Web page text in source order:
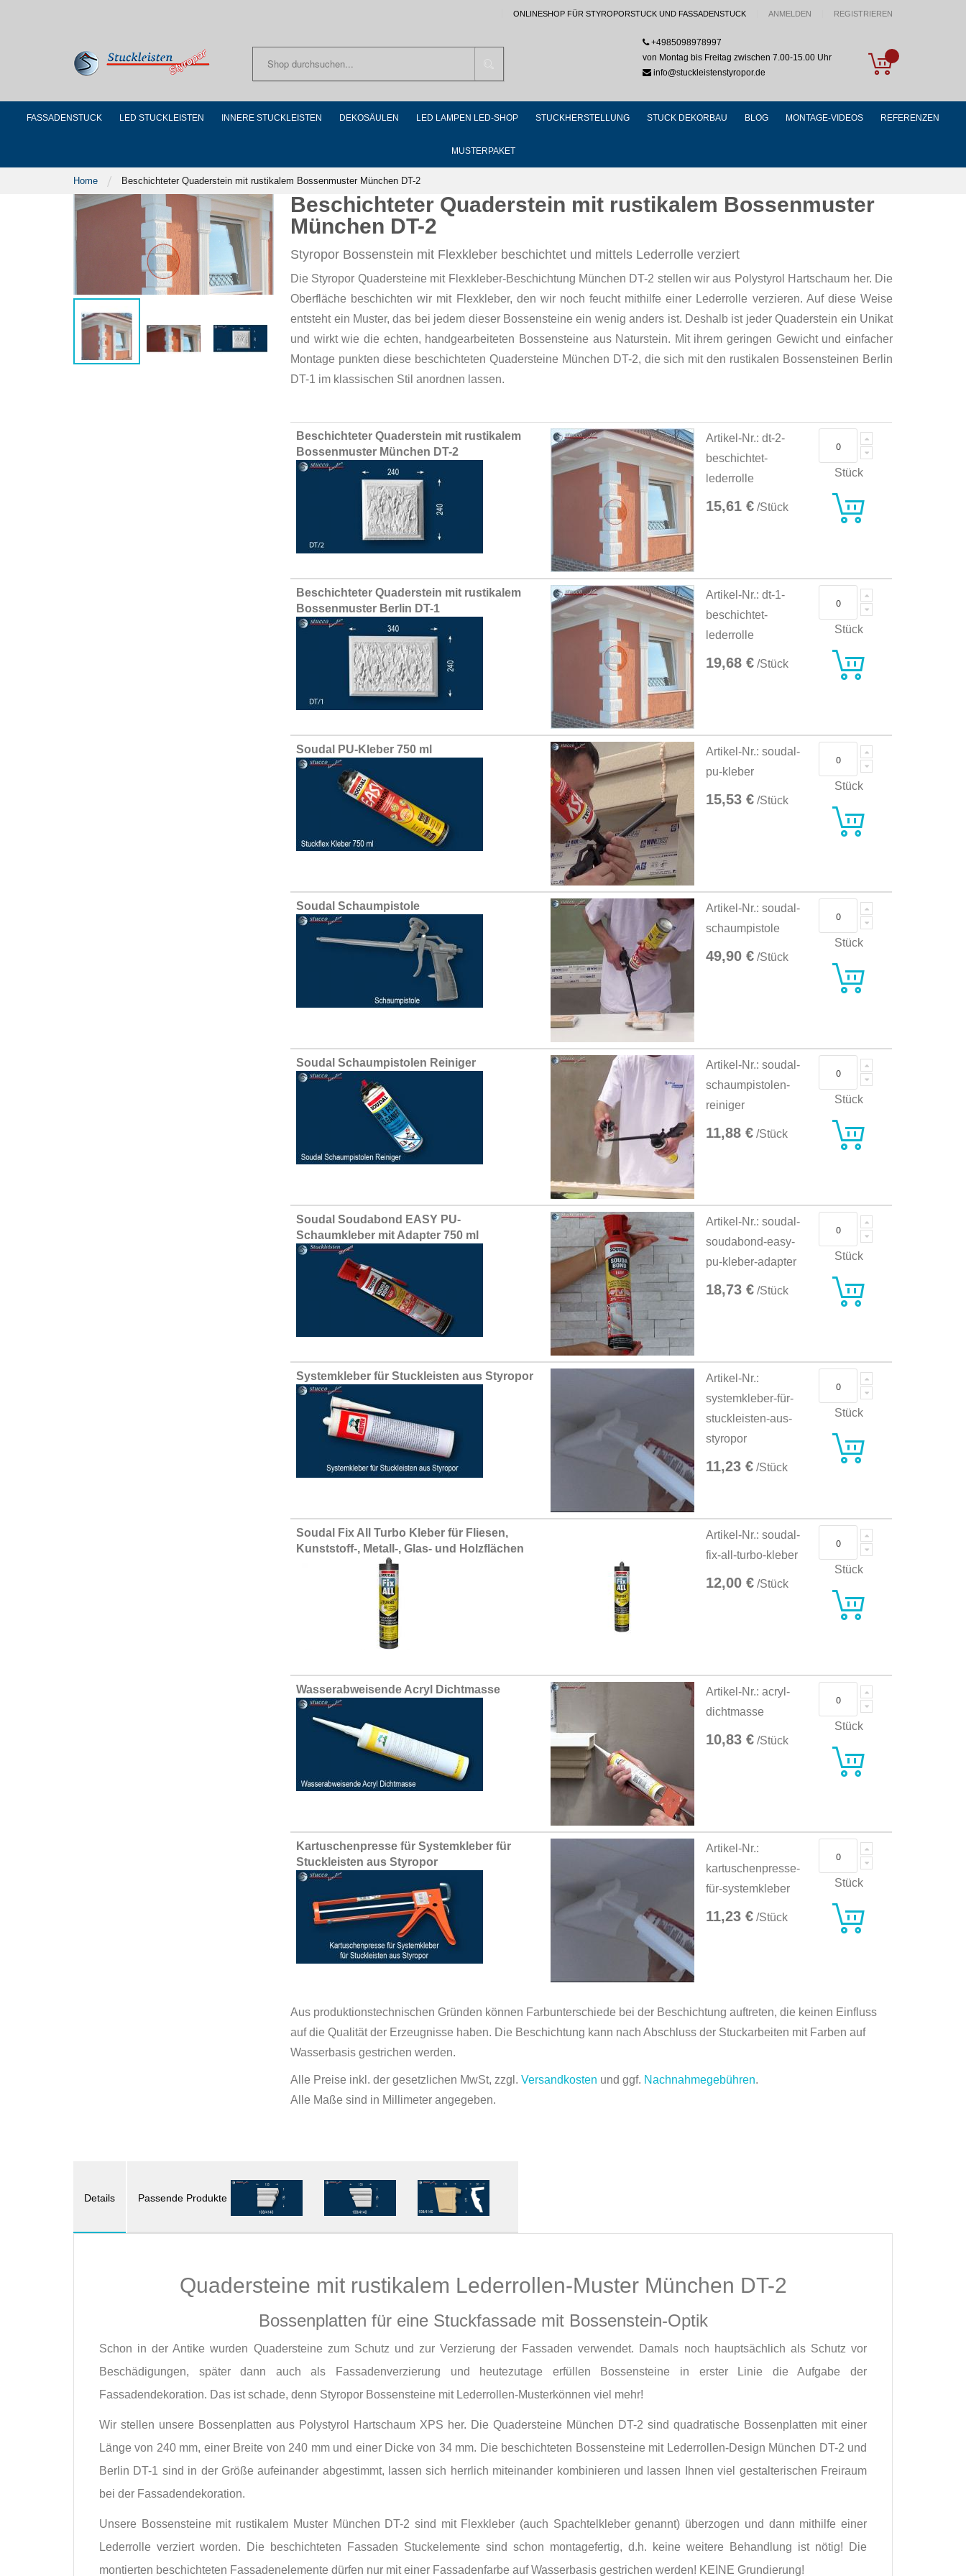
ONLINESHOP FÜR STYROPORSTUCK UND FASSADENSTUCK ANMELDEN REGISTRIEREN
My Cart
+4985098978997
von Montag bis Freitag zwischen 7.00-15.00 Uhr
info@stuckleistenstyropor.de
FASSADENSTUCK LED STUCKLEISTEN INNERE STUCKLEISTEN DEKOSÄULEN LED LAMPEN LED-SHOP STUCKHERSTELLUNG STUCK DEKORBAU BLOG MONTAGE-VIDEOS REFERENZEN
MUSTERPAKET
Home Beschichteter Quaderstein mit rustikalem Bossenmuster München DT-2
Beschichteter Quaderstein mit rustikalem Bossenmuster
München DT-2
Styropor Bossenstein mit Flexkleber beschichtet und mittels Lederrolle verziert
Die Styropor Quadersteine mit Flexkleber-Beschichtung München DT-2 stellen wir aus Polystyrol Hartschaum her. Die
Oberfläche beschichten wir mit Flexkleber, den wir noch feucht mithilfe einer Lederrolle verzieren. Auf diese Weise
entsteht ein Muster, das bei jedem dieser Bossensteine ein wenig anders ist. Deshalb ist jeder Quaderstein ein Unikat
und wirkt wie die echten, handgearbeiteten Bossensteine aus Naturstein. Mit ihrem geringen Gewicht und einfacher
Montage punkten diese beschichteten Quadersteine München DT-2, die sich mit den rustikalen Bossensteinen Berlin
DT-1 im klassischen Stil anordnen lassen.
Grouped
product
items
Beschichteter Quaderstein mit rustikalem
Bossenmuster München DT-2
Artikel-Nr.: dt-2-
beschichtet-
lederrolle
15,61 € /Stück
Stück
Beschichteter Quaderstein mit rustikalem
Bossenmuster Berlin DT-1
Artikel-Nr.: dt-1-
beschichtet-
lederrolle
19,68 € /Stück
Stück
Soudal PU-Kleber 750 ml
Artikel-Nr.: soudal-
pu-kleber
15,53 € /Stück
Stück
Soudal Schaumpistole
Artikel-Nr.: soudal-
schaumpistole
49,90 € /Stück
Stück
Soudal Schaumpistolen Reiniger
Artikel-Nr.: soudal-
schaumpistolen-
reiniger
11,88 € /Stück
Stück
Soudal Soudabond EASY PU-
Schaumkleber mit Adapter 750 ml
Artikel-Nr.: soudal-
soudabond-easy-
pu-kleber-adapter
18,73 € /Stück
Stück
Systemkleber für Stuckleisten aus Styropor
Artikel-Nr.:
systemkleber-für-
stuckleisten-aus-
styropor
11,23 € /Stück
Stück
Soudal Fix All Turbo Kleber für Fliesen,
Kunststoff-, Metall-, Glas- und Holzflächen
Artikel-Nr.: soudal-
fix-all-turbo-kleber
12,00 € /Stück
Stück
Wasserabweisende Acryl Dichtmasse
Artikel-Nr.: acryl-
dichtmasse
10,83 € /Stück
Stück
Kartuschenpresse für Systemkleber für
Stuckleisten aus Styropor
Artikel-Nr.:
kartuschenpresse-
für-systemkleber
11,23 € /Stück
Stück
Aus produktionstechnischen Gründen können Farbunterschiede bei der Beschichtung auftreten, die keinen Einfluss
auf die Qualität der Erzeugnisse haben. Die Beschichtung kann nach Abschluss der Stuckarbeiten mit Farben auf
Wasserbasis gestrichen werden.
Alle Preise inkl. der gesetzlichen MwSt, zzgl.Versandkosten und ggf. Nachnahmegebühren.
Alle Maße sind in Millimeter angegeben.
Details
Quadersteine mit rustikalem Lederrollen-Muster München DT-2
Bossenplatten für eine Stuckfassade mit Bossenstein-Optik
Schon in der Antike wurden Quadersteine zum Schutz und zur Verzierung der Fassaden verwendet. Damals noch hauptsächlich als Schutz vor
Beschädigungen, später dann auch als Fassadenverzierung und heutezutage erfüllen Bossensteine in erster Linie die Aufgabe der
Fassadendekoration. Das ist schade, denn Styropor Bossensteine mit Lederrollen-Musterkönnen viel mehr!
Wir stellen unsere Bossenplatten aus Polystyrol Hartschaum XPS her. Die Quadersteine München DT-2 sind quadratische Bossenplatten mit einer
Länge von 240 mm, einer Breite von 240 mm und einer Dicke von 34 mm. Die beschichteten Bossensteine mit Lederrollen-Design München DT-2 und
Berlin DT-1 sind in der Größe aufeinander abgestimmt, lassen sich herrlich miteinander kombinieren und lassen Ihnen viel gestalterischen Freiraum
bei der Fassadendekoration.
Unsere Bossensteine mit rustikalem Muster München DT-2 sind mit Flexkleber (auch Spachtelkleber genannt) überzogen und dann mithilfe einer
Lederrolle verziert worden. Die beschichteten Fassaden Stuckelemente sind schon montagefertig, d.h. keine weitere Behandlung ist nötig! Die
montierten beschichteten Fassadenelemente dürfen nur mit einer Fassadenfarbe auf Wasserbasis gestrichen werden! KEINE Grundierung!
Passende Produkte